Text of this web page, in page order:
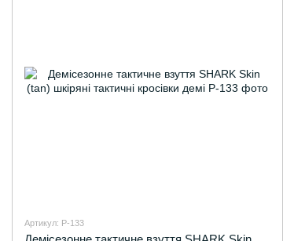
Артикул: P-133